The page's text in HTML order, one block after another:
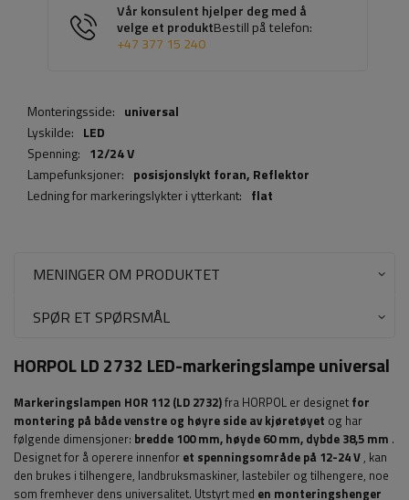
Vår konsulent hjelper deg med å
velge et produktBestill på telefon:
+47 377 15 240
Monteringsside: universal
Lyskilde: LED
Spenning: 12/24 V
Lampefunksjoner: posisjonslykt foran, Reflektor
Ledning for markeringslykter i ytterkant: flat
MENINGER OM PRODUKTET
SPØR ET SPØRSMÅL
HORPOL LD 2732 LED-markeringslampe universal
Markeringslampen HOR 112 (LD 2732)fra HORPOL er designet for
montering på både venstre og høyre side av kjøretøyet og har
følgende dimensjoner: bredde 100 mm, høyde 60 mm, dybde 38,5 mm .
Designet for å operere innenfor et spenningsområde på 12-24 V, kan
den brukes i tilhengere, landbruksmaskiner, lastebiler og tilhengere, noe
som fremhever dens universalitet. Utstyrt med en monteringshenger